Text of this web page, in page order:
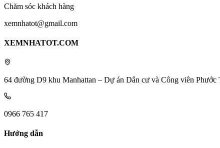
Chăm sóc khách hàng
xemnhatot@gmail.com
XEMNHATOT.COM
64 đường D9 khu Manhattan – Dự án Dân cư và Công viên
0966 765 417
Hướng dẫn